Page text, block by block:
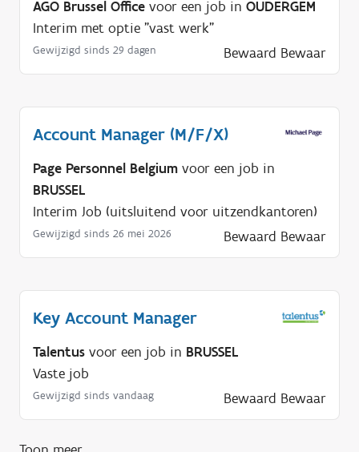
AGO Brussel Office voor een job in OUDERGEM
Interim met optie "vast werk"
Gewijzigd sinds 29 dagen Bewaard Bewaar
Account Manager (M/F/X)
Page Personnel Belgium voor een job in
BRUSSEL
Interim Job (uitsluitend voor uitzendkantoren)
Gewijzigd sinds 26 mei 2026 Bewaard Bewaar
Key Account Manager
Talentus voor een job in BRUSSEL
Vaste job
Gewijzigd sinds vandaag Bewaard Bewaar